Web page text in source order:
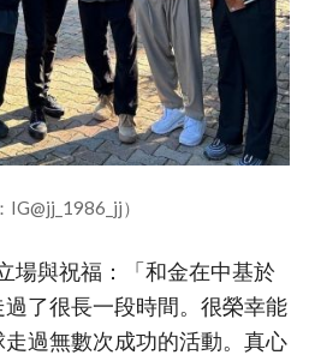
IG@jj_1986_jj）
場與祝福：「和金在中基於
了很長一段時間。很榮幸能
過無數次成功的活動。真心